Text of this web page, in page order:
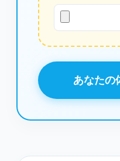
あなたの